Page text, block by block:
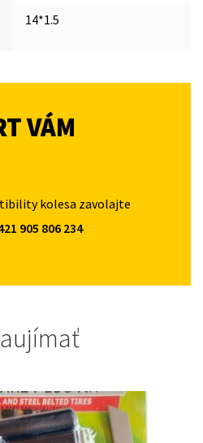
14*1.5
VÁM
kolesa zavolajte
905 806 234